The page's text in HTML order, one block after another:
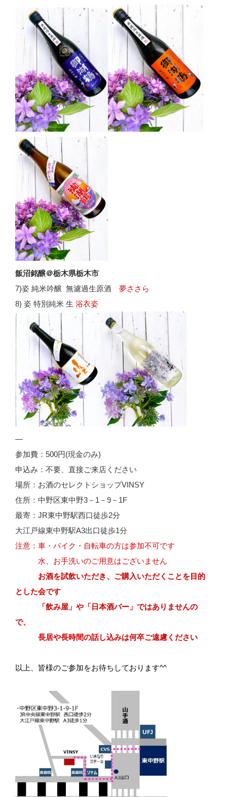
飯沼銘醸＠栃木県栃木市
7)姿 純米吟醸 無濾過生原酒 夢ささら
8) 姿 特別純米 生 浴衣姿
—
参加費：500円(現金のみ)
申込み：不要、直接ご来店ください
場所：お酒のセレクトショップVINSY
住所：中野区東中野3－1－9－1F
最寄：JR東中野駅西口徒歩2分
大江戸線東中野駅A3出口徒歩1分
注意：車・バイク・自転車の方は参加不可です
水、お手洗いのご用意はございません
お酒を試飲いただき、ご購入いただくことを目的
とした会です
「飲み屋」や「日本酒バー」ではありませんの
で、
長居や長時間の話し込みは何卒ご遠慮ください
以上、皆様のご参加をお待ちしております^^